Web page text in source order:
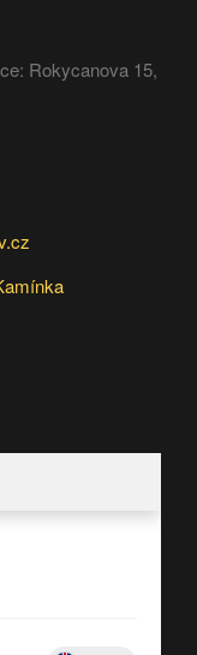
Rokycanova 15,